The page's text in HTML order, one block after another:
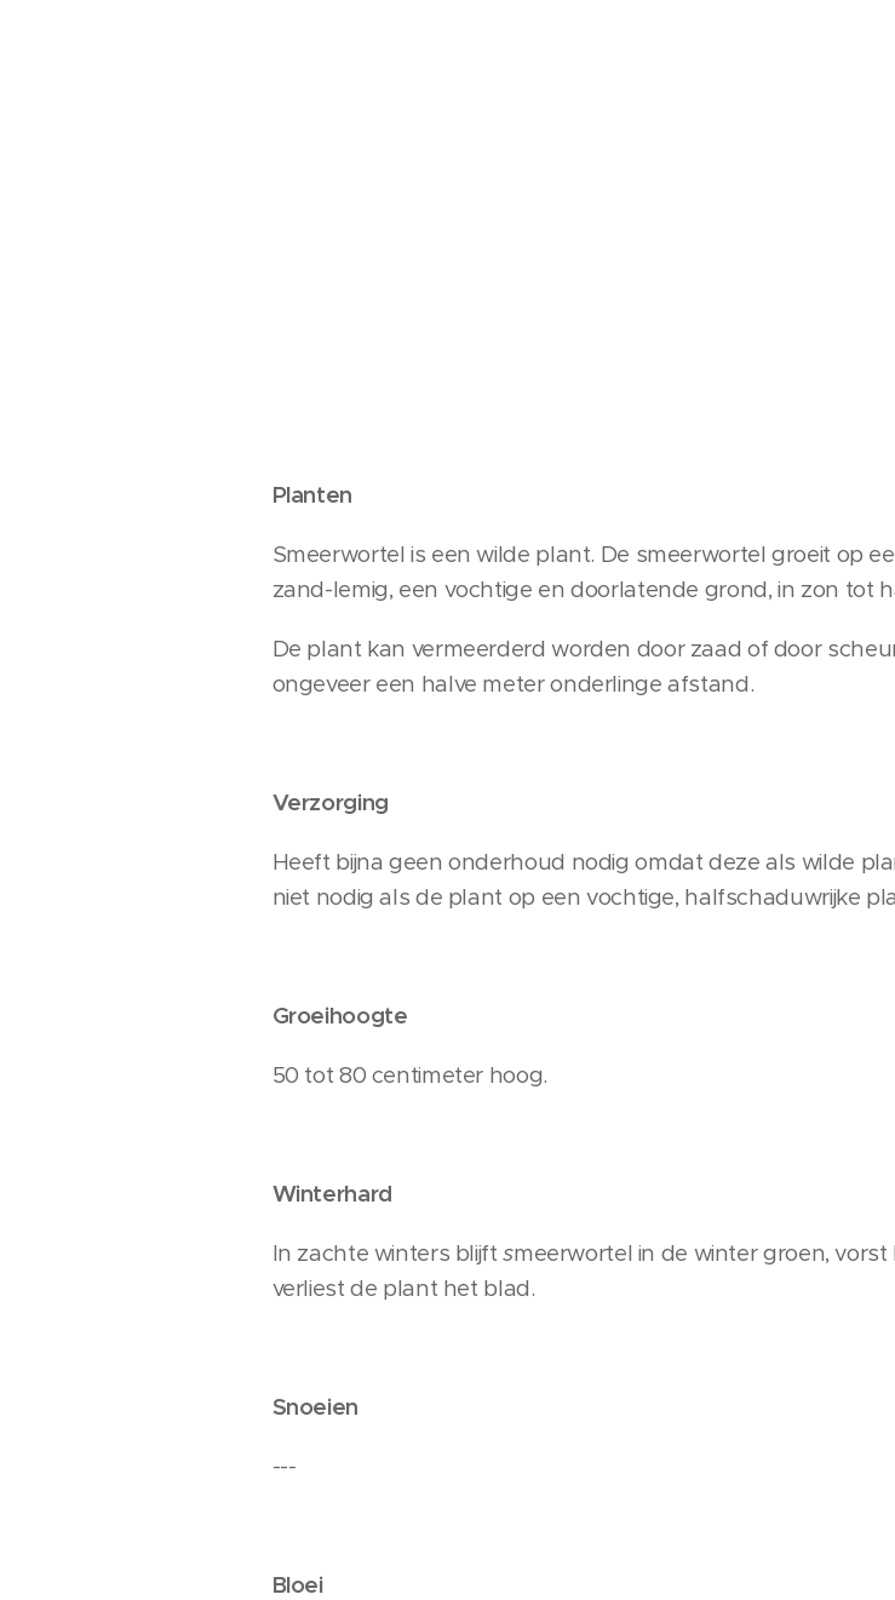
Planten
Smeerwortel is een wilde plant. De smeerwortel groeit op
zand-lemig, een vochtige en doorlatende grond, in zon tot
De plant kan vermeerderd worden door zaad of door
ongeveer een halve meter onderlinge afstand.
Verzorging
Heeft bijna geen onderhoud nodig omdat deze als wilde
niet nodig als de plant op een vochtige, halfschaduwrijke
Groeihoogte
50 tot 80 centimeter hoog.
Winterhard
In zachte winters blijftsmeerwortel in de winter groen,
verliest de plant het blad.
Snoeien
---
Bloei